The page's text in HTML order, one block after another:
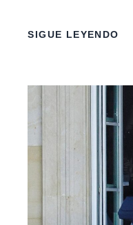
SIGUE LEYENDO